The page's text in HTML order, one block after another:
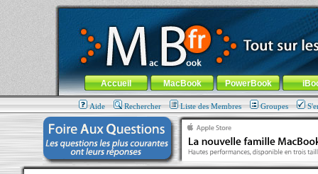
MacBook-fr.com : 100% Apple... 100% nomade !
Aller au contenu-Aller au menu général-Aller au menu de
Menu général
Accueil MacBook PowerBook
Aide Rechercher Liste des Membres Groupes